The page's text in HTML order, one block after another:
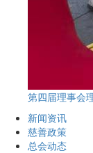
第四届理事会
新闻资讯
慈善政策
总会动态